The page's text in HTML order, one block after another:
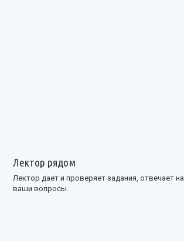
Лектор рядом
Лектор дает и проверяет задания, отвечает на
ваши вопросы.